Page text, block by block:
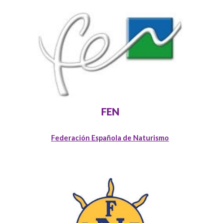
FEN
Federación Española de Naturismo